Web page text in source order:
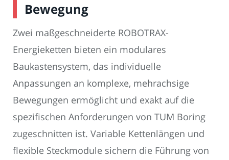
Bewegung
Zwei maßgeschneiderte ROBOTRAX-
Energieketten bieten ein modulares
Baukastensystem, das individuelle
Anpassungen an komplexe, mehrachsige
Bewegungen ermöglicht und exakt auf die
spezifischen Anforderungen von TUM Boring
zugeschnitten ist. Variable Kettenlängen und
flexible Steckmodule sichern die Führung von